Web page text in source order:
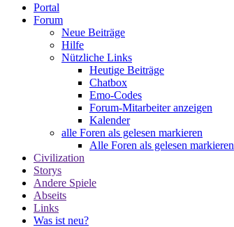
Portal
Forum
Neue Beiträge
Hilfe
Nützliche Links
Heutige Beiträge
Chatbox
Emo-Codes
Forum-Mitarbeiter anzeigen
Kalender
alle Foren als gelesen markieren
Alle Foren als gelesen markieren
Civilization
Storys
Andere Spiele
Abseits
Links
Was ist neu?